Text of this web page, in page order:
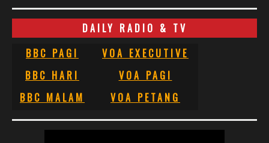
DAILY RADIO & TV
BBC PAGI
VOA EXECUTIVE
BBC HARI
VOA PAGI
BBC MALAM
VOA PETANG